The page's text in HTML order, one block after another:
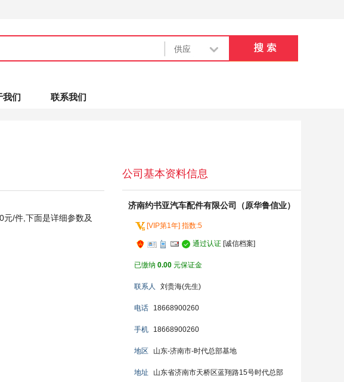
我们 联系我们
元/件,下面是详细参数及
公司基本资料信息
济南约书亚汽车配件有限公司（原华鲁信业）
[VIP第1年] 指数:5
通过认证 [诚信档案]
已缴纳 0.00 元保证金
联系人 刘贵海(先生)
电话 18668900260
手机 18668900260
地区 山东-济南市-时代总部基地
地址
山东省济南市天桥区蓝翔路15号时代总部